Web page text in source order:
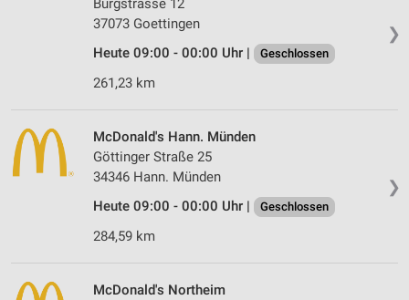
❯
Burgstrasse 12
37073 Goettingen
Heute 09:00 - 00:00 Uhr |
Geschlossen
261,23 km
❯
McDonald's Hann. Münden
Göttinger Straße 25
34346 Hann. Münden
Heute 09:00 - 00:00 Uhr |
Geschlossen
284,59 km
McDonald's Northeim